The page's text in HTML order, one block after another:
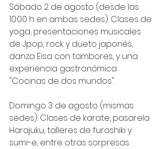
Sábado 2 de agosto (desde las
10:00 h en ambas sedes): Clases de
yoga, presentaciones musicales
de Jpop, rock y dueto japonés,
danza Eisa con tambores, y una
experiencia gastronómica
"Cocinas de dos mundos".
Domingo 3 de agosto (mismas
sedes): Clases de karate, pasarela
Harajuku, talleres de furoshiki y
sumi-e, entre otras sorpresas.